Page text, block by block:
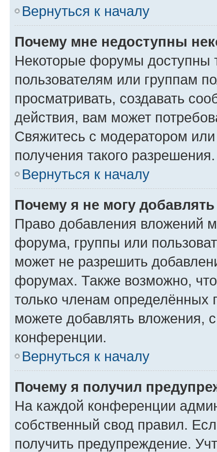
Вернуться к началу
Почему мне недоступны
Некоторые форумы доступны
пользователям или группам
просматривать, создавать
действия, вам может
Свяжитесь с модератором
получения такого разрешения.
Вернуться к началу
Почему я не могу
Право добавления вложений
форума, группы или
может не разрешить
форумах. Также возможно,
только членам определённых
можете добавлять вложения,
конференции.
Вернуться к началу
Почему я получил
На каждой конференции
собственный свод правил.
получить предупреждение.